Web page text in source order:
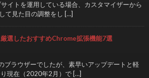
イトを運用している場合、カスタマイザーから
て見た目の調整をし […]
選したおすすめChrome拡張機能7選
ブラウザーでしたが、素早いアップデートと軽
現在（2020年2月）で […]